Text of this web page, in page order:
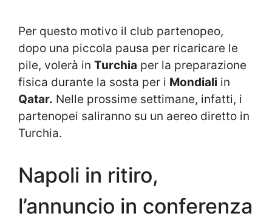
Per questo motivo il club partenopeo,
dopo una piccola pausa per ricaricare le
pile, volerà in Turchia per la preparazione
fisica durante la sosta per i Mondiali in
Qatar. Nelle prossime settimane, infatti, i
partenopei saliranno su un aereo diretto in
Turchia.
Napoli in ritiro,
l’annuncio in conferenza